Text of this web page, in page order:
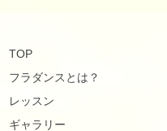
TOP
フラダンスとは？
レッスン
ギャラリー